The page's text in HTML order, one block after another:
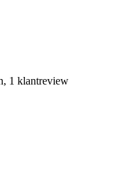
1 klantreview